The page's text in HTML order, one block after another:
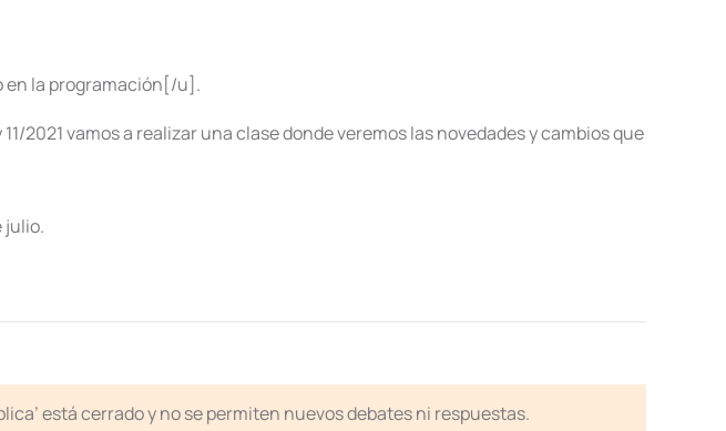
en la programación[/u].
2021 vamos a realizar una clase donde veremos las novedades y cambios que
julio.
está cerrado y no se permiten nuevos debates ni respuestas.